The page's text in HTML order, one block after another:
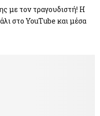
με τον τραγουδιστή! Η
στο YouΤube και μέσα